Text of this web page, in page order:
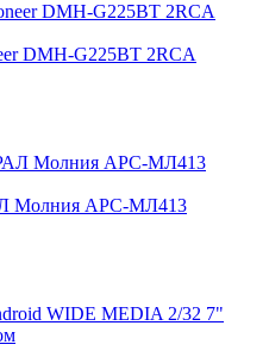
DMH-G225BT 2RCA
Молния АРС-МЛ413